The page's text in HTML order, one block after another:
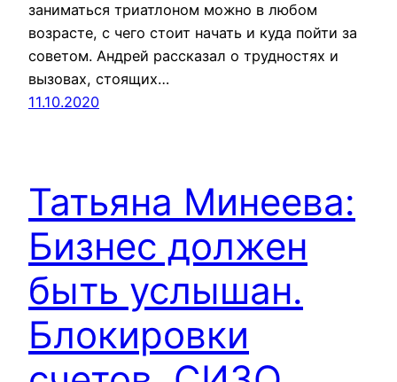
заниматься триатлоном можно в любом
возрасте, с чего стоит начать и куда пойти за
советом. Андрей рассказал о трудностях и
вызовах, стоящих…
11.10.2020
Татьяна Минеева:
Бизнес должен
быть услышан.
Блокировки